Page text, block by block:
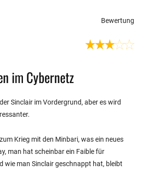
Bewertung
im Cybernetz
Sinclair im Vordergrund, aber es wird
Krieg mit den Minbari, was ein neues
man hat scheinbar ein Faible für
wie man Sinclair geschnappt hat, bleibt